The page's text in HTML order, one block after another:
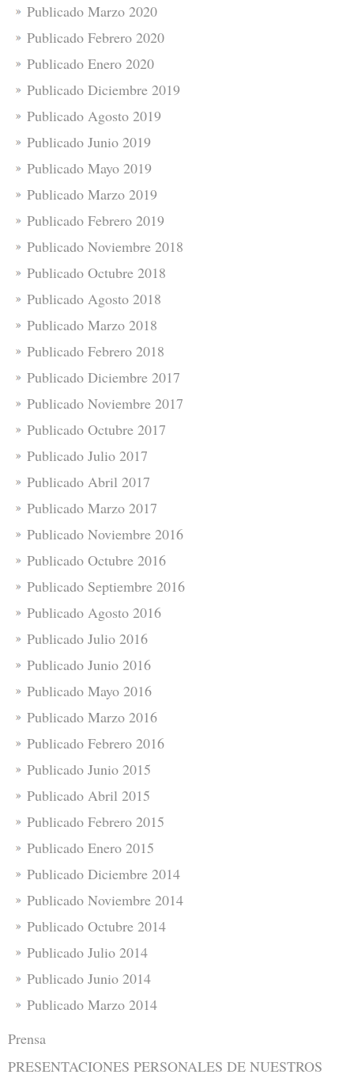
Publicado Marzo 2020
Publicado Febrero 2020
Publicado Enero 2020
Publicado Diciembre 2019
Publicado Agosto 2019
Publicado Junio 2019
Publicado Mayo 2019
Publicado Marzo 2019
Publicado Febrero 2019
Publicado Noviembre 2018
Publicado Octubre 2018
Publicado Agosto 2018
Publicado Marzo 2018
Publicado Febrero 2018
Publicado Diciembre 2017
Publicado Noviembre 2017
Publicado Octubre 2017
Publicado Julio 2017
Publicado Abril 2017
Publicado Marzo 2017
Publicado Noviembre 2016
Publicado Octubre 2016
Publicado Septiembre 2016
Publicado Agosto 2016
Publicado Julio 2016
Publicado Junio 2016
Publicado Mayo 2016
Publicado Marzo 2016
Publicado Febrero 2016
Publicado Junio 2015
Publicado Abril 2015
Publicado Febrero 2015
Publicado Enero 2015
Publicado Diciembre 2014
Publicado Noviembre 2014
Publicado Octubre 2014
Publicado Julio 2014
Publicado Junio 2014
Publicado Marzo 2014
Prensa
PRESENTACIONES PERSONALES DE NUESTROS